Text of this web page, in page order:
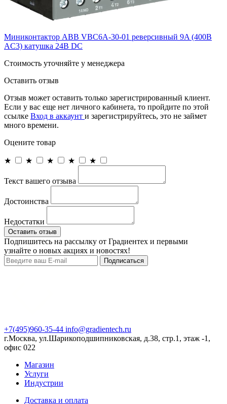
Миниконтактор ABB VBC6A-30-01 реверсивный 9A (400В
AC3) катушка 24B DC
Cтоимость уточняйте у менеджера
Оставить отзыв
Отзыв может оставить только зарегистрированный клиент.
Если у вас еще нет личного кабинета, то пройдите по этой
ссылке Вход в аккаунт и зарегистрируйтесь, это не займет
много времени.
Оцените товар
★ ★ ★ ★ ★
Текст вашего отзыва
Достоинства
Недостатки
Оставить отзыв
Подпишитесь на рассылку от Градиентех и первыми
узнайте о новых акциях и новостях!
Подписаться
+7(495)960-35-44 info@gradientech.ru
г.Москва, ул.Шарикоподшипниковская, д.38, стр.1, этаж -1,
офис 022
Магазин
Услуги
Индустрии
Доставка и оплата